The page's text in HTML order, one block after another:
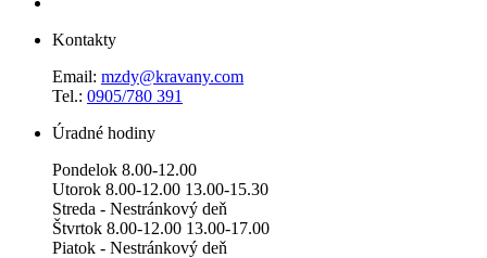
Kontakty
Email: mzdy@kravany.com
Tel.: 0905/780 391
Úradné hodiny
Pondelok 8.00-12.00
Utorok 8.00-12.00 13.00-15.30
Streda - Nestránkový deň
Štvrtok 8.00-12.00 13.00-17.00
Piatok - Nestránkový deň